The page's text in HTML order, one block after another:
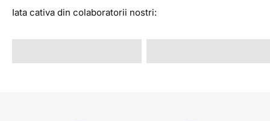
Iata cativa din colaboratorii nostri: